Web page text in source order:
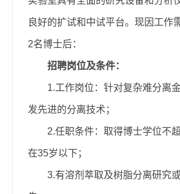
良好的扩试和中试平台。现因工作
2名博士后：
招聘岗位及条件：
1.工作岗位：针对复杂难分离
发先进的分离技术；
2.任职条件：取得博士学位不超
在35岁以下；
3.有溶剂萃取及树脂分离研究